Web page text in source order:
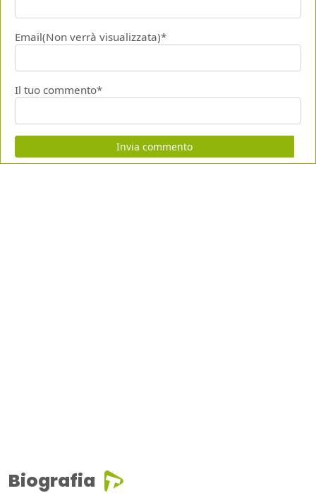
Email(Non verrà visualizzata)*
Il tuo commento*
Invia commento
Biografia